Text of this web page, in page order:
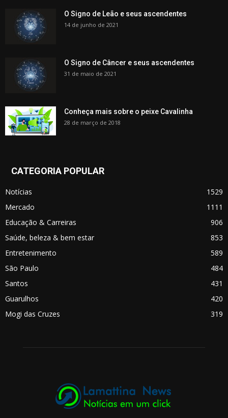
O Signo de Leão e seus ascendentes
14 de junho de 2021
O Signo de Câncer e seus ascendentes
31 de maio de 2021
Conheça mais sobre o peixe Cavalinha
28 de março de 2018
CATEGORIA POPULAR
Notícias
1529
Mercado
1111
Educação & Carreiras
906
Saúde, beleza & bem estar
853
Entretenimento
589
São Paulo
484
Santos
431
Guarulhos
420
Mogi das Cruzes
319